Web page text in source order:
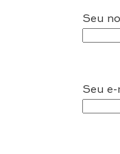
Seu
Seu